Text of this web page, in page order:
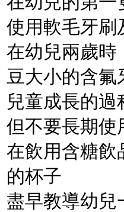
使用軟毛牙刷
在幼兒兩歲時
豆大小的含氟
兒童成長的
但不要長期使
在飲用含糖飲
的杯子
盡早教導幼兒